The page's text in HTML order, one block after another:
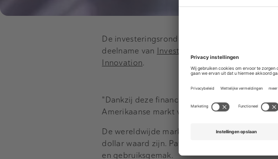
De investeringsronde is geleid door het
deelname van Invest-NL
Innovation.
"Dankzij deze financiering kunnen we
Amerikaanse markt versnellen”, aldus CEO
De wereldwijde markt voor insulinepompen
dollar waard zijn. Patchpompen vormen het
en gebruiksgemak.